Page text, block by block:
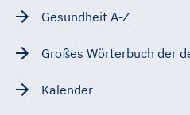
Gesundheit A-Z
Großes Wörterbuch der
Kalender